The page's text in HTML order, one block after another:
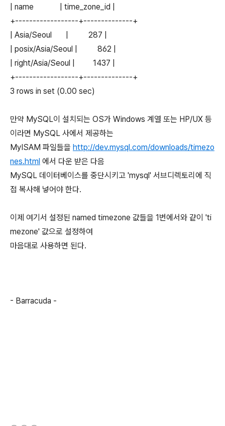
| name | time_zone_id |
+------------------+--------------+
| Asia/Seoul | 287 |
| posix/Asia/Seoul | 862 |
| right/Asia/Seoul | 1437 |
+------------------+--------------+
3 rows in set (0.00 sec)
만약 MySQL이 설치되는 OS가 Windows 계열 또는 HP/UX 등
이라면 MySQL 사에서 제공하는
MyISAM 파일들을 http://dev.mysql.com/downloads/timezo
nes.html 에서 다운 받은 다음
MySQL 데이터베이스를 중단시키고 'mysql' 서브디렉토리에 직
접 복사해 넣어야 한다.
이제 여기서 설정된 named timezone 값들을 1번에서와 같이 'ti
mezone' 값으로 설정하여
마음대로 사용하면 된다.
- Barracuda -